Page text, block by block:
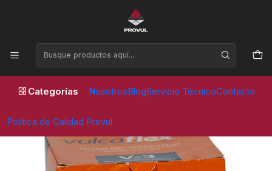
Categorías NosotrosBlogServicio TécnicoContacto
Política de Calidad Provul
Horario de atención Lunes a Viernes de 09:00 a 17:30 horas
Inicio Parches
PARCHE CAMARA V 3 60 MM (40 UNID) VULCAFLEX